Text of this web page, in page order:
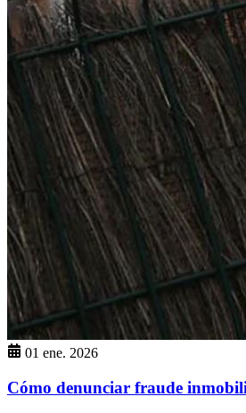
01 ene. 2026
Cómo denunciar fraude